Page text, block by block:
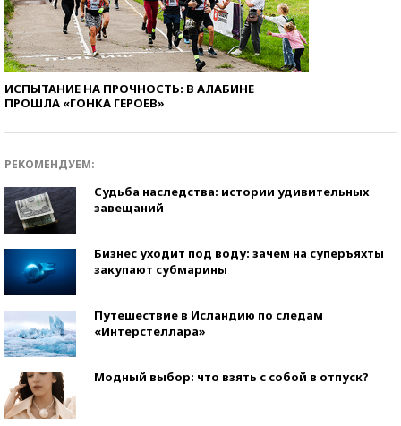
ИСПЫТАНИЕ НА ПРОЧНОСТЬ: В АЛАБИНЕ
ПРОШЛА «ГОНКА ГЕРОЕВ»
РЕКОМЕНДУЕМ:
Судьба наследства: истории удивительных
завещаний
Бизнес уходит под воду: зачем на суперъяхты
закупают субмарины
Путешествие в Исландию по следам
«Интерстеллара»
Модный выбор: что взять с собой в отпуск?